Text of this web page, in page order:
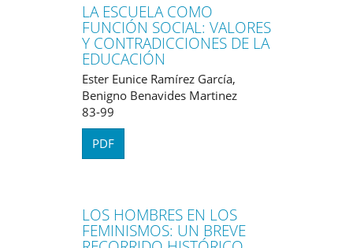
LA ESCUELA COMO
FUNCIÓN SOCIAL: VALORES
Y CONTRADICCIONES DE LA
EDUCACIÓN
Ester Eunice Ramírez García,
Benigno Benavides Martinez
83-99
PDF
LOS HOMBRES EN LOS
FEMINISMOS: UN BREVE